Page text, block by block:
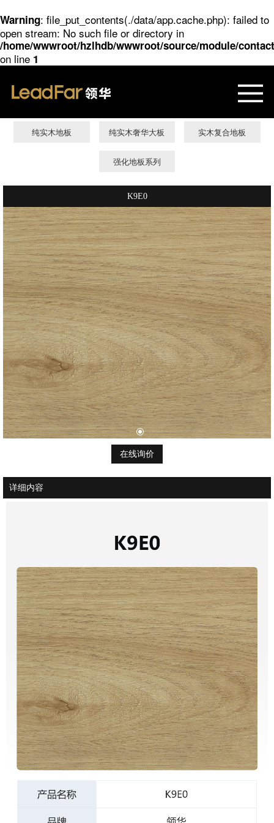
Warning: file_put_contents(./data/app.cache.php): failed to
open stream: No such file or directory in
/home/wwwroot/hzlhdb/wwwroot/source/module/
on line 1
纯实木地板 纯实木奢华大板 实木复合地板
强化地板系列
K9E0
在线询价
详细内容